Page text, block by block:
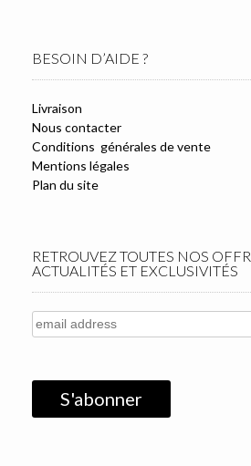
BESOIN D’AIDE ?
Livraison
Nous contacter
Conditions générales de vente
Mentions légales
Plan du site
RETROUVEZ TOUTES NOS
ACTUALITÉS ET EXCLUSIVITÉS